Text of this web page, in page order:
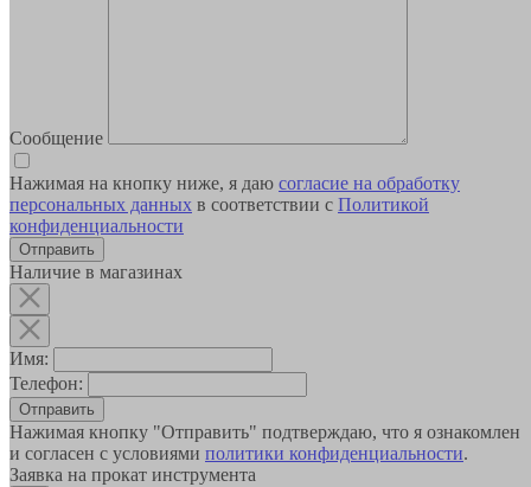
Сообщение
Нажимая на кнопку ниже, я даю согласие на обработку
персональных данных в соответствии с Политикой
конфиденциальности
Наличие в магазинах
Имя:
Телефон:
Отправить
Нажимая кнопку "Отправить" подтверждаю, что я ознакомлен
и согласен с условиями политики конфиденциальности.
Заявка на прокат инструмента